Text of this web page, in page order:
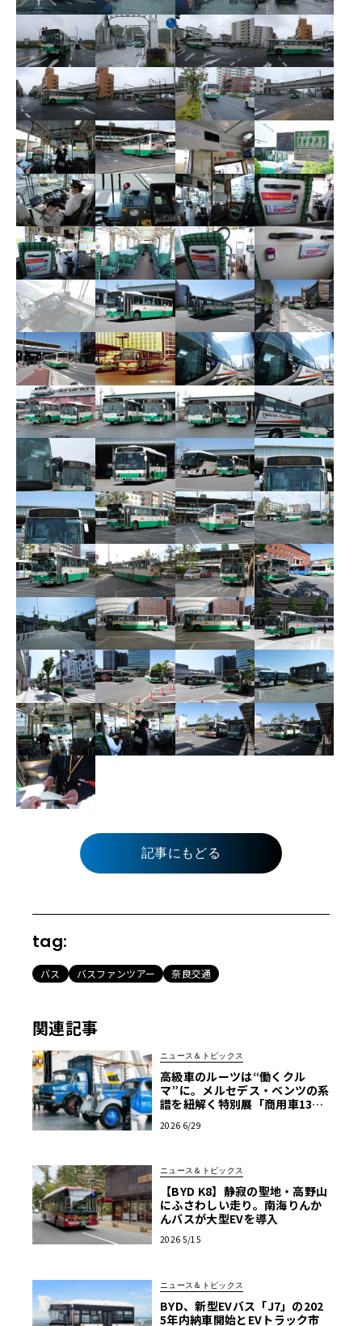
記事にもどる
tag:
バス バスファンツアー 奈良交通
関連記事
ニュース＆トピックス
高級車のルーツは“働くクル
マ”に。メルセデス・ベンツの系
譜を紐解く特別展「商用車130
2026 6/29
ニュース＆トピックス
【BYD K8】静寂の聖地・高野山
にふさわしい走り。南海りんか
んバスが大型EVを導入
2026 5/15
ニュース＆トピックス
BYD、新型EVバス「J7」の202
5年内納車開始とEVトラック市